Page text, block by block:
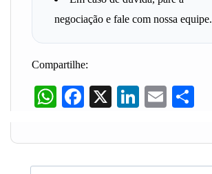
negociação e fale com nossa equipe.
Compartilhe:
WhatsApp
Facebook
X LinkedIn
Email